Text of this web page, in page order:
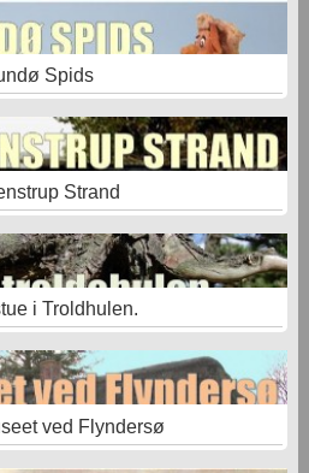
Spids
Strand
i Troldhulen.
ved Flyndersø